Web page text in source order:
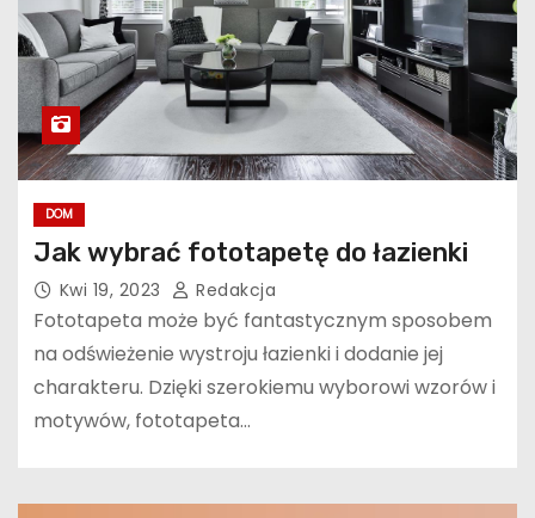
DOM
Jak wybrać fototapetę do łazienki
Kwi 19, 2023 Redakcja
Fototapeta może być fantastycznym sposobem
na odświeżenie wystroju łazienki i dodanie jej
charakteru. Dzięki szerokiemu wyborowi wzorów i
motywów, fototapeta…